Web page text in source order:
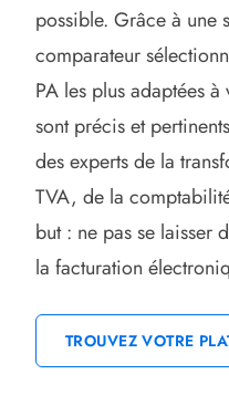
possible. Grâce à une
comparateur
PA les plus adaptées
sont précis et
des experts de la
TVA, de la
but : ne pas se laisser
la facturation
TROUVEZ VOTRE